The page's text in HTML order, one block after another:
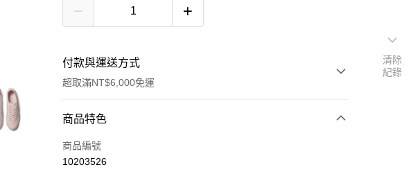
付款與運送方式
超取滿NT$6,000免運
付款方式
信用卡一次付款
商品特色
商品編號
10203526
清除
紀錄